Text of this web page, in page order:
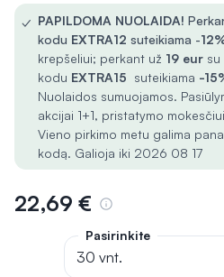
✓ PAPILDOMA NUOLAIDA!
kodu EXTRA12 suteikiama -
krepšeliui; perkant už 19 eur su
kodu EXTRA15 suteikiama -
Nuolaidos sumuojamos.
akcijai 1+1, pristatymo
Vieno pirkimo metu galima
kodą. Galioja iki 2026 08 17
22,69 €
Pasirinkite
30 vnt.